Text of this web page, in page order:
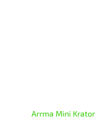
Arrma Mini Kraton